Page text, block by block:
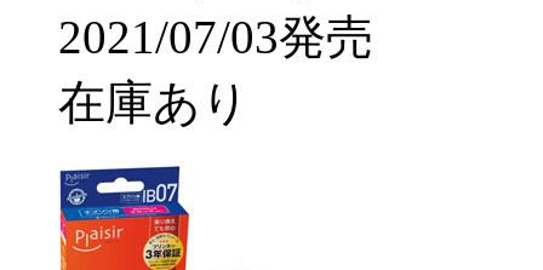
2021/07/03発売
在庫あり